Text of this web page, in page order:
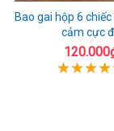
Bao gai hộp 6
cảm cực